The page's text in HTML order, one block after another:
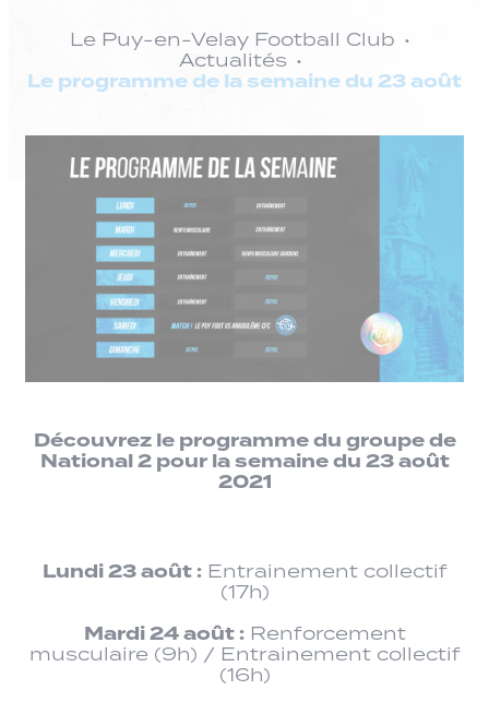
Le Puy-en-Velay Football Club
Actualités
Le programme de la semaine du 23 août
Découvrez le programme du groupe de
National 2 pour la semaine du 23 août
2021
Lundi 23 août :Entrainement collectif
(17h)
Mardi 24 août :Renforcement
musculaire (9h) / Entrainement collectif
(16h)